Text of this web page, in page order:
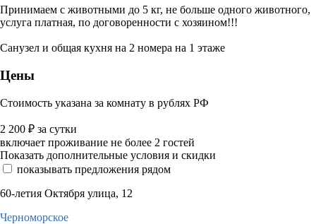
Принимаем с животными до 5 кг, не больше одного животного,
услуга платная, по договоренности с хозяином!!!
Санузел и общая кухня на 2 номера на 1 этаже
Цены
Стоимость указана за комнату в рублях РФ
2 200 ₽ за сутки
включает проживание не более 2 гостей
Показать дополнительные условия и скидки
показывать предложения рядом
60-летия Октября улица, 12
Черноморское